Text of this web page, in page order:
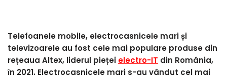
Telefoanele mobile, electrocasnicele mari și
televizoarele au fost cele mai populare produse din
rețeaua Altex, liderul pieței electro-IT din România,
ȋn 2021. Electrocasnicele mari s-au vândut cel mai